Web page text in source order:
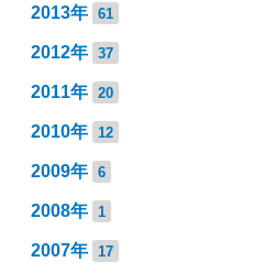
2013年 61
2012年 37
2011年 20
2010年 12
2009年 6
2008年 1
2007年 17